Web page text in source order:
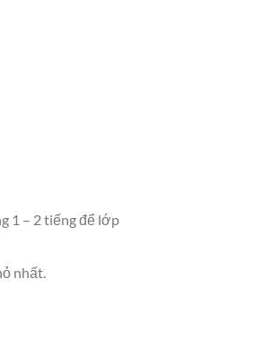
1 – 2 tiếng để lớp
nhất.